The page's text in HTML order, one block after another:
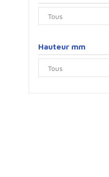
Hauteur mm